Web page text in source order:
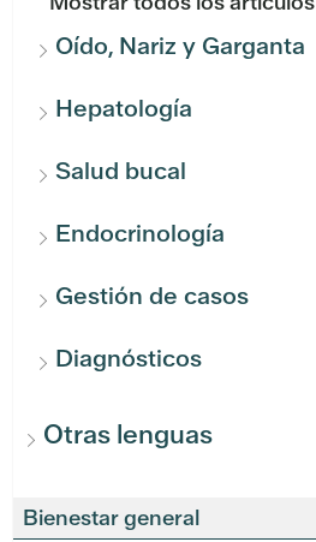
Oído, Nariz y Garganta
Hepatología
Salud bucal
Endocrinología
Gestión de casos
Diagnósticos
Otras lenguas
Bienestar general